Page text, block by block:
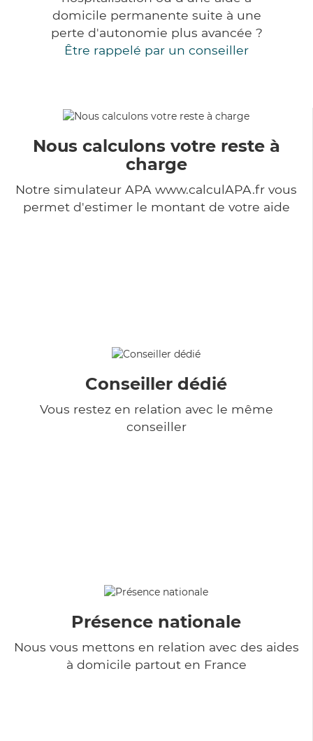
domicile permanente suite à une
perte d'autonomie plus avancée ?
Être rappelé par un conseiller
Nous calculons votre reste à
charge
Notre simulateur APA www.calculAPA.fr vous
permet d'estimer le montant de votre aide
Conseiller dédié
Vous restez en relation avec le même
conseiller
Présence nationale
Nous vous mettons en relation avec des aides
à domicile partout en France